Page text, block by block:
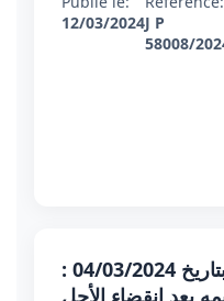
12/03/2024J P
58008/
قرار تعقيبي عدد 63404 بتاريخ 04/03/2024 :
بعد انقضاء الأجل